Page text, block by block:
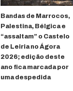
Bandas de Marrocos,
Palestina, Bélgica e
“assaltam” o Castelo
de Leiria no Ágora
2026; edição deste
ano fica marcada por
uma despedida